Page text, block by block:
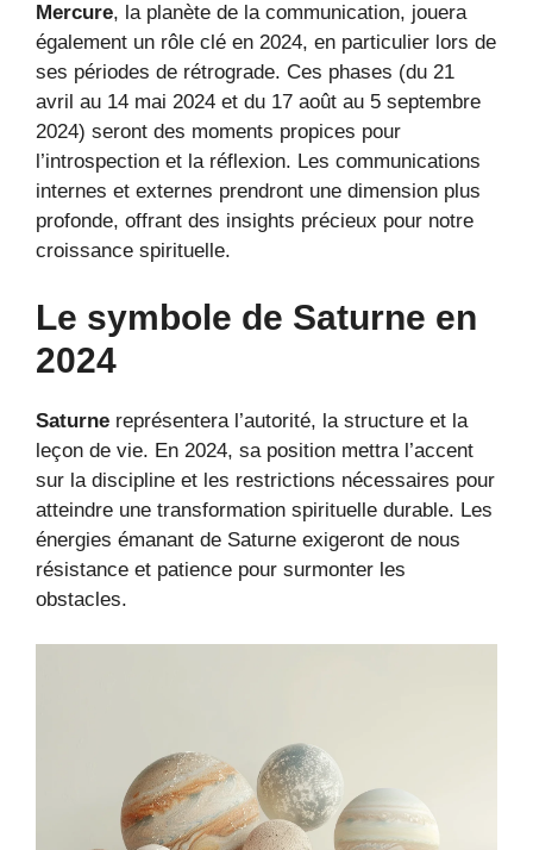
Mercure, la planète de la communication, jouera
également un rôle clé en 2024, en particulier lors de
ses périodes de rétrograde. Ces phases (du 21
avril au 14 mai 2024 et du 17 août au 5 septembre
2024) seront des moments propices pour
l’introspection et la réflexion. Les communications
internes et externes prendront une dimension plus
profonde, offrant des insights précieux pour notre
croissance spirituelle.
Le symbole de Saturne en
2024
Saturne représentera l’autorité, la structure et la
leçon de vie. En 2024, sa position mettra l’accent
sur la discipline et les restrictions nécessaires pour
atteindre une transformation spirituelle durable. Les
énergies émanant de Saturne exigeront de nous
résistance et patience pour surmonter les
obstacles.